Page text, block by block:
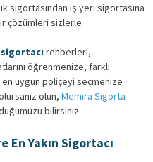
sigortasından iş yeri sigortasına
çözümleri sizlerle
sigortacı rehberleri,
öğrenmenize, farklı
en uygun poliçeyi seçmenize
olun, Memira Sigorta
bilirsiniz.
En Yakın Sigortacı